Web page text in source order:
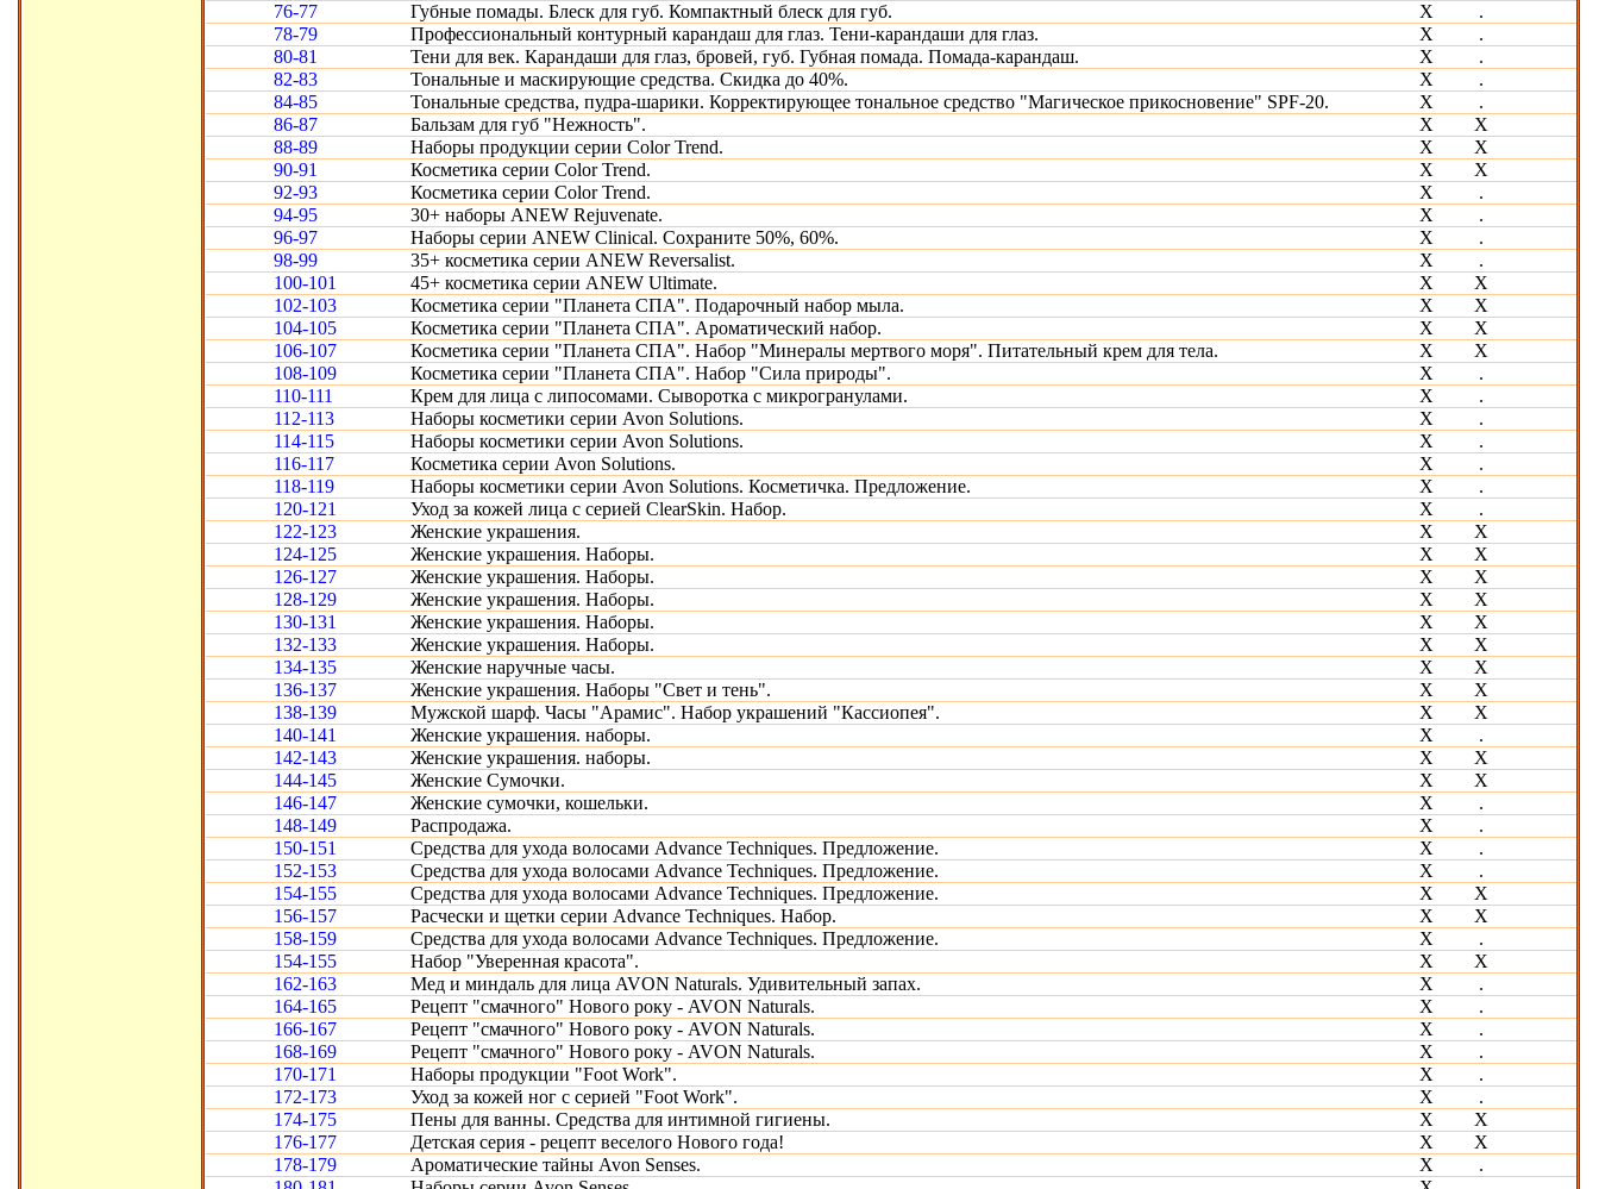
76-77
Губные помады. Блеск для губ. Компактный блеск для губ. Х
.
78-79
Профессиональный контурный карандаш для глаз. Тени-карандаши для глаз. Х
.
80-81
Тени для век. Карандаши для глаз, бровей, губ. Губная помада. Помада-карандаш. Х
.
82-83
Тональные и маскирующие средства. Скидка до 40%. Х
.
84-85
Тональные средства, пудра-шарики. Корректирующее тональное средство "Магическое прикосновение" SPF-20. Х
.
86-87
Бальзам для губ "Нежность". X
Х
88-89
Наборы продукции серии Color Trend. Х
Х
90-91
Косметика серии Color Trend. X
X
92-93
Косметика серии Color Trend. Х
.
94-95
30+ наборы ANEW Rejuvenate. X
.
96-97
Наборы серии ANEW Clinical. Сохраните 50%, 60%. X
.
98-99
35+ косметика серии ANEW Reversalist. X
.
100-101
45+ косметика серии ANEW Ultimate. X
X
102-103
Косметика серии "Планета СПА". Подарочный набор мыла. X
Х
104-105
Косметика серии "Планета СПА". Ароматический набор. X
Х
106-107
Косметика серии "Планета СПА". Набор "Минералы мертвого моря". Питательный крем для тела. X
Х
108-109
Косметика серии "Планета СПА". Набор "Сила природы". X
.
110-111
Крем для лица с липосомами. Сыворотка с микрогранулами. X
.
112-113
Наборы косметики серии Avon Solutions. X
.
114-115
Наборы косметики серии Avon Solutions. Х
.
116-117
Косметика серии Avon Solutions. X
.
118-119
Наборы косметики серии Avon Solutions. Косметичка. Предложение. X
.
120-121
Уход за кожей лица с серией ClearSkin. Набор. X
.
122-123
Женские украшения. X
Х
124-125
Женские украшения. Наборы. Х
Х
126-127
Женские украшения. Наборы. Х
Х
128-129
Женские украшения. Наборы. Х
Х
130-131
Женские украшения. Наборы. Х
Х
132-133
Женские украшения. Наборы. Х
Х
134-135
Женские наручные часы. Х
Х
136-137
Женские украшения. Наборы "Свет и тень". Х
Х
138-139
Мужской шарф. Часы "Арамис". Набор украшений "Кассиопея". Х
Х
140-141
Женские украшения. наборы. Х
.
142-143
Женские украшения. наборы. Х
Х
144-145
Женские Сумочки. Х
Х
146-147
Женские сумочки, кошельки. Х
.
148-149
Распродажа. Х
.
150-151
Средства для ухода волосами Advance Techniques. Предложение. Х
.
152-153
Средства для ухода волосами Advance Techniques. Предложение. Х
.
154-155
Средства для ухода волосами Advance Techniques. Предложение. Х
Х
156-157
Расчески и щетки серии Advance Techniques. Набор. Х
Х
158-159
Средства для ухода волосами Advance Techniques. Предложение. Х
.
154-155
Набор "Уверенная красота". Х
Х
162-163
Мед и миндаль для лица AVON Naturals. Удивительный запах. Х
.
164-165
Рецепт "смачного" Нового року - AVON Naturals. Х
.
166-167
Рецепт "смачного" Нового року - AVON Naturals. Х
.
168-169
Рецепт "смачного" Нового року - AVON Naturals. Х
.
170-171
Наборы продукции "Foot Work". Х
.
172-173
Уход за кожей ног с серией "Foot Work". Х
.
174-175
Пены для ванны. Средства для интимной гигиены. Х
Х
176-177
Детская серия - рецепт веселого Нового года! Х
Х
178-179
Ароматические тайны Avon Senses. Х
.